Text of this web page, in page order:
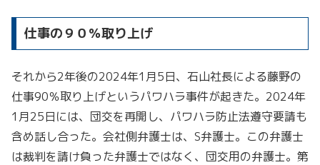
仕事の９０％取り上げ
それから2年後の2024年1月5日、石山社長による藤野の
仕事90％取り上げというパワハラ事件が起きた。2024年
1月25日には、団交を再開し、パワハラ防止法遵守要請も
含め話し合った。会社側弁護士は、S弁護士。この弁護士
は裁判を請け負った弁護士ではなく、団交用の弁護士。第